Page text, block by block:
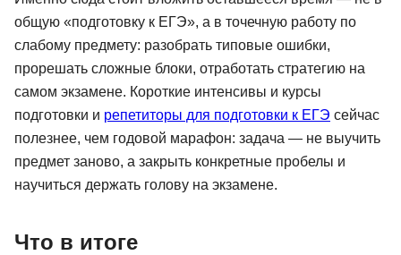
общую «подготовку к ЕГЭ», а в точечную работу по
слабому предмету: разобрать типовые ошибки,
прорешать сложные блоки, отработать стратегию на
самом экзамене. Короткие интенсивы и курсы
подготовки и репетиторы для подготовки к ЕГЭ сейчас
полезнее, чем годовой марафон: задача — не выучить
предмет заново, а закрыть конкретные пробелы и
научиться держать голову на экзамене.
Что в итоге